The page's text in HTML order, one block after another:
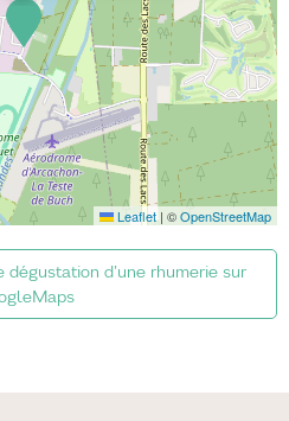
Leaflet | ©OpenStreetMap
dégustation d'une rhumerie sur